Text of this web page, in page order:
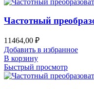
Частотный
11464,00 ₽
Добавить в избранное
В корзину
Быстрый просмотр